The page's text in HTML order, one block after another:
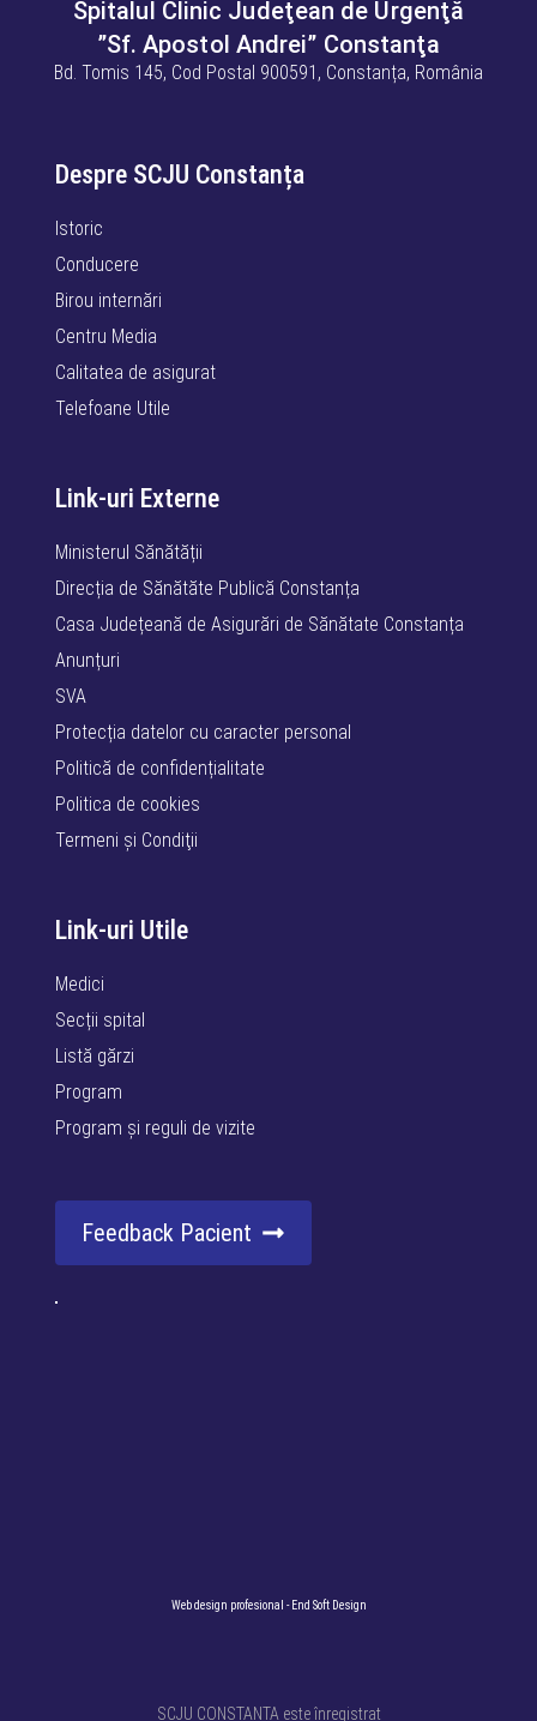
Spitalul Clinic Judeţean de Urgenţă
”Sf. Apostol Andrei” Constanţa
Bd. Tomis 145, Cod Postal 900591, Constanța, România
Despre SCJU Constanța
Istoric
Conducere
Birou internări
Centru Media
Calitatea de asigurat
Telefoane Utile
Link-uri Externe
Ministerul Sănătății
Direcția de Sănătăte Publică Constanța
Casa Județeană de Asigurări de Sănătate Constanța
Anunțuri
SVA
Protecția datelor cu caracter personal
Politică de confidențialitate
Politica de cookies
Termeni şi Condiţii
Web design profesional - End Soft Design
Link-uri Utile
Medici
Secții spital
Listă gărzi
Program
Program și reguli de vizite
Feedback Pacient
SCJU CONSTANȚA este înregistrat